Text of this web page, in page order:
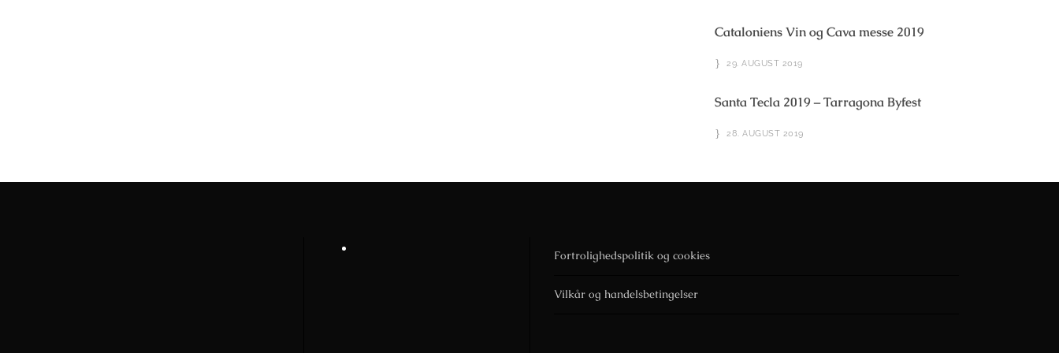
Cataloniens Vin og Cava messe 2019
29. AUGUST 2019
Santa Tecla 2019 – Tarragona Byfest
28. AUGUST 2019
Fortrolighedspolitik og cookies
Vilkår og handelsbetingelser